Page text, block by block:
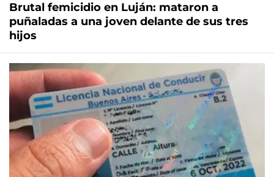
Brutal femicidio en Luján: mataron a
puñaladas a una joven delante de sus tres
hijos